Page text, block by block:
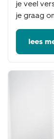
je veel
je graag
lees